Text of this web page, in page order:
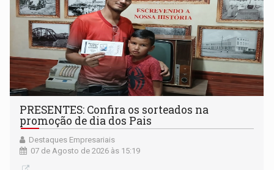
PRESENTES: Confira os sorteados na
promoção de dia dos Pais
Destaques Empresariais
07 de Agosto de 2026 às 15:19